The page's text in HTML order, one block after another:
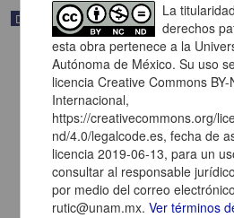
Documentación académica y de investigación
La
derechos
esta obra pertenece a la
Autónoma de México. Su uso
licencia Creative Commons BY-
Internacional,
https://creativecommons.org/
nd/4.0/legalcode.es, fecha de
licencia 2019-06-13, para un
consultar al responsable
por medio del correo electrónico
rutic@unam.mx.Ver términos